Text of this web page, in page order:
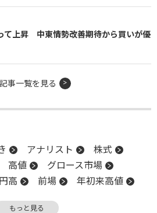
て上昇 中東情勢改善期待から買いが優
事一覧を見る
アナリスト
株式
高値
グロース市場
円高 前場
年初来高値
もっと見る